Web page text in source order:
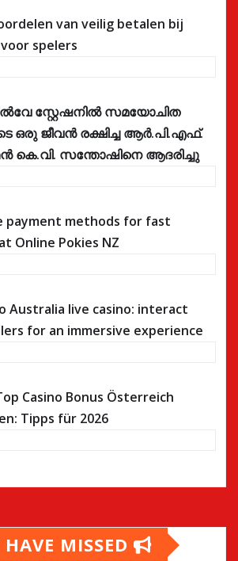
van veilig betalen bij
spelers
സ്റ്റേഷനിൽ സമയോചിത
ഒരു ജീവൻ രക്ഷിച്ച ആർ.പി.എഫ്.
സന്തോഷിനെ ആദരിച്ചു
payment methods for fast
Online Pokies NZ
Australia live casino: interact
for an immersive experience
Casino Bonus Österreich
Tipps für 2026
MISSED